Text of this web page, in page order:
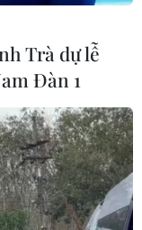
Trà dự lễ
Đàn 1